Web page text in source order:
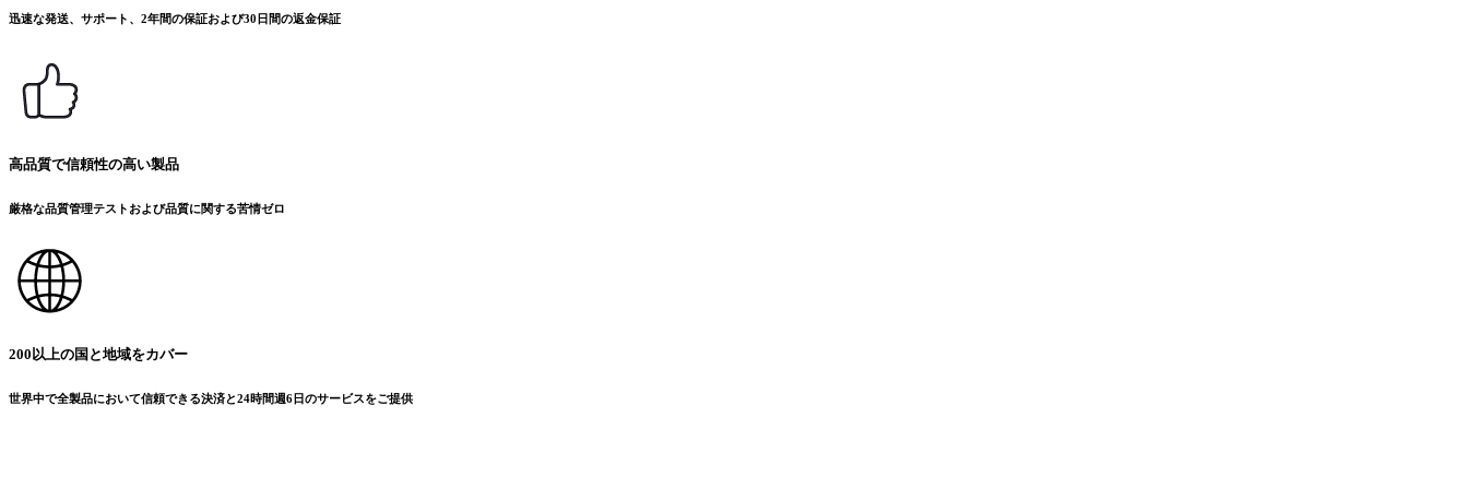
迅速な発送、サポート、2年間の保証および30日間の返金保証
高品質で信頼性の高い製品
厳格な品質管理テストおよび品質に関する苦情ゼロ
200以上の国と地域をカバー
世界中で全製品において信頼できる決済と24時間週6日のサービスをご提供